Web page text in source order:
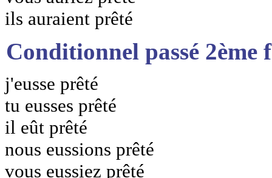
ils auraient prêté
Conditionnel passé 2ème
j'eusse prêté
tu eusses prêté
il eût prêté
nous eussions prêté
vous eussiez prêté